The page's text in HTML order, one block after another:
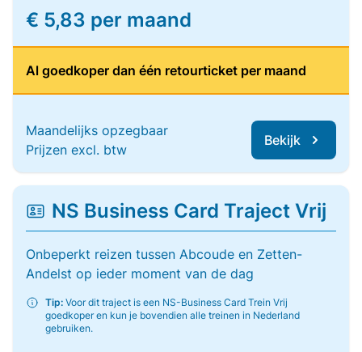
€ 5,83 per maand
Al goedkoper dan één retourticket per maand
Maandelijks opzegbaar
Prijzen excl. btw
Bekijk
NS Business Card Traject Vrij
Onbeperkt reizen tussen Abcoude en Zetten-
Andelst op ieder moment van de dag
Tip: Voor dit traject is een NS-Business Card Trein Vrij
goedkoper en kun je bovendien alle treinen in Nederland
gebruiken.